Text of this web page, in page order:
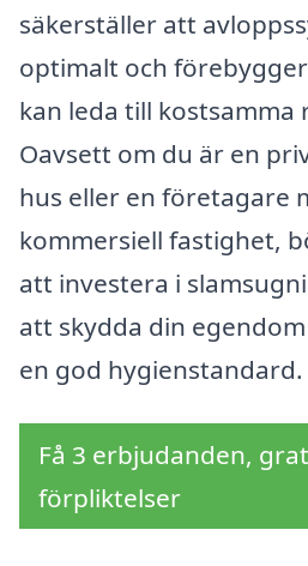
säkerställer att
optimalt och
kan leda till kostsamma
Oavsett om du är en
hus eller en företagare
kommersiell fastighet,
att investera i
att skydda din
en god hygienstandard.
Få 3 erbjudanden,
förpliktelser